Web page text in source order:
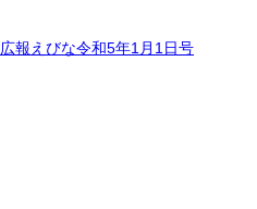
広報えびな令和5年1月1日号